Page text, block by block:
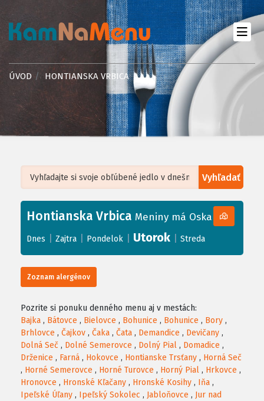
ÚVOD HONTIANSKA VRBICA
Vyhľadať
+
−
Leaflet| ©OpenStreetMap, Tiles courtesy ofHumanitarian OpenStreetMap
Hontianska Vrbica Meniny má Oskar
Dnes Zajtra Pondelok Utorok Streda
Zoznam alergénov
Pozrite si ponuku denného menu aj v mestách:
Bajka , Bátovce , Bielovce , Bohunice , Bohunice , Bory ,
Brhlovce , Čajkov , Čaka , Čata , Demandice , Devičany ,
Dolná Seč , Dolné Semerovce , Dolný Pial , Domadice ,
Drženice , Farná , Hokovce , Hontianske Trsťany , Horná Seč
, Horné Semerovce , Horné Turovce , Horný Pial , Hrkovce ,
Hronovce , Hronské Kľačany , Hronské Kosihy , Iňa ,
Ipeľské Úľany , Ipeľský Sokolec , Jabloňovce , Jur nad